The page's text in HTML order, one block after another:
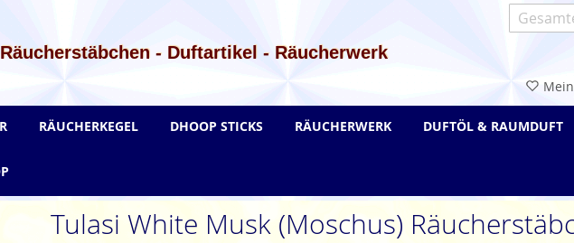
Räucherstäbchen - Duftartikel - Räucherwerk
Tulasi White Musk (Moschus)
RÄUCHERKEGEL DHOOP STICKS RÄUCHERWERK DUFTÖL & RAUMDUFT